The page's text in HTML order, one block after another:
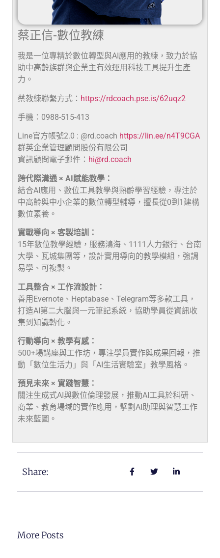
蔡正信-數位教練
我是一位專精於數位轉型與AI應用的教練，致力於協
助中高齡族群與企業主有效運用科技工具提升生產
力。
蔡教練聯繫方式： https://rdcoach.pse.is/62uqz2
手機：0988-515-413
Line官方帳號2.0 : @rd.coach https://lin.ee/n4T9CGA
群英企業管理顧問股份有限公司
資訊顧問電子郵件： hi@rd.coach
跨代際溝通 × AI賦能教學：
結合AI應用、數位工具教學與熟齡學習經驗，專注於
中高齡與中小企業的數位轉型輔導，擅長從0到1建構
數位素養。
實戰導向 × 客製培訓：
15年數位教學經驗，服務鴻海、1111人力銀行、台南
大學、瓦城集團等，設計實用導向的教學模組，強調
易學、可複製。
工具整合 × 工作流設計：
善用Evernote、Heptabase、Telegram等多款工具，
打造AI第二大腦與一元筆記系統，協助學員從資訊收
集到知識轉化。
行動導向 × 教學有感：
500+場講座與工作坊，專注學員實作與成果回報，推
動「數位生活力」與「AI生活實驗室」教學風格。
預見未來 × 實踐智慧：
關注生成式AI與數位倫理發展，推動AI工具於科研、
商業、教育場域的實作應用，擘劃AI助理與智慧工作
未來藍圖。
Share:
More Posts